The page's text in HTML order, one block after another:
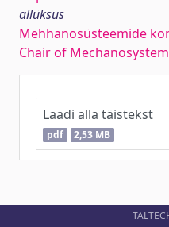
allüksus
Mehhanosüsteemide
Chair of
Laadi alla täistekst
pdf 2,53 MB